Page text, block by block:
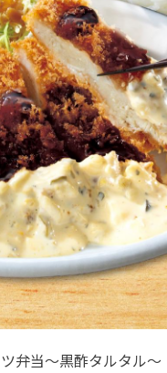
弁当〜黒酢タルタル〜